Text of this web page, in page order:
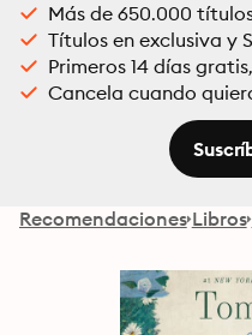
Más de 650.000
Títulos en exclusiva y
Primeros 14 días
Cancela cuando
Recomendaciones Libros